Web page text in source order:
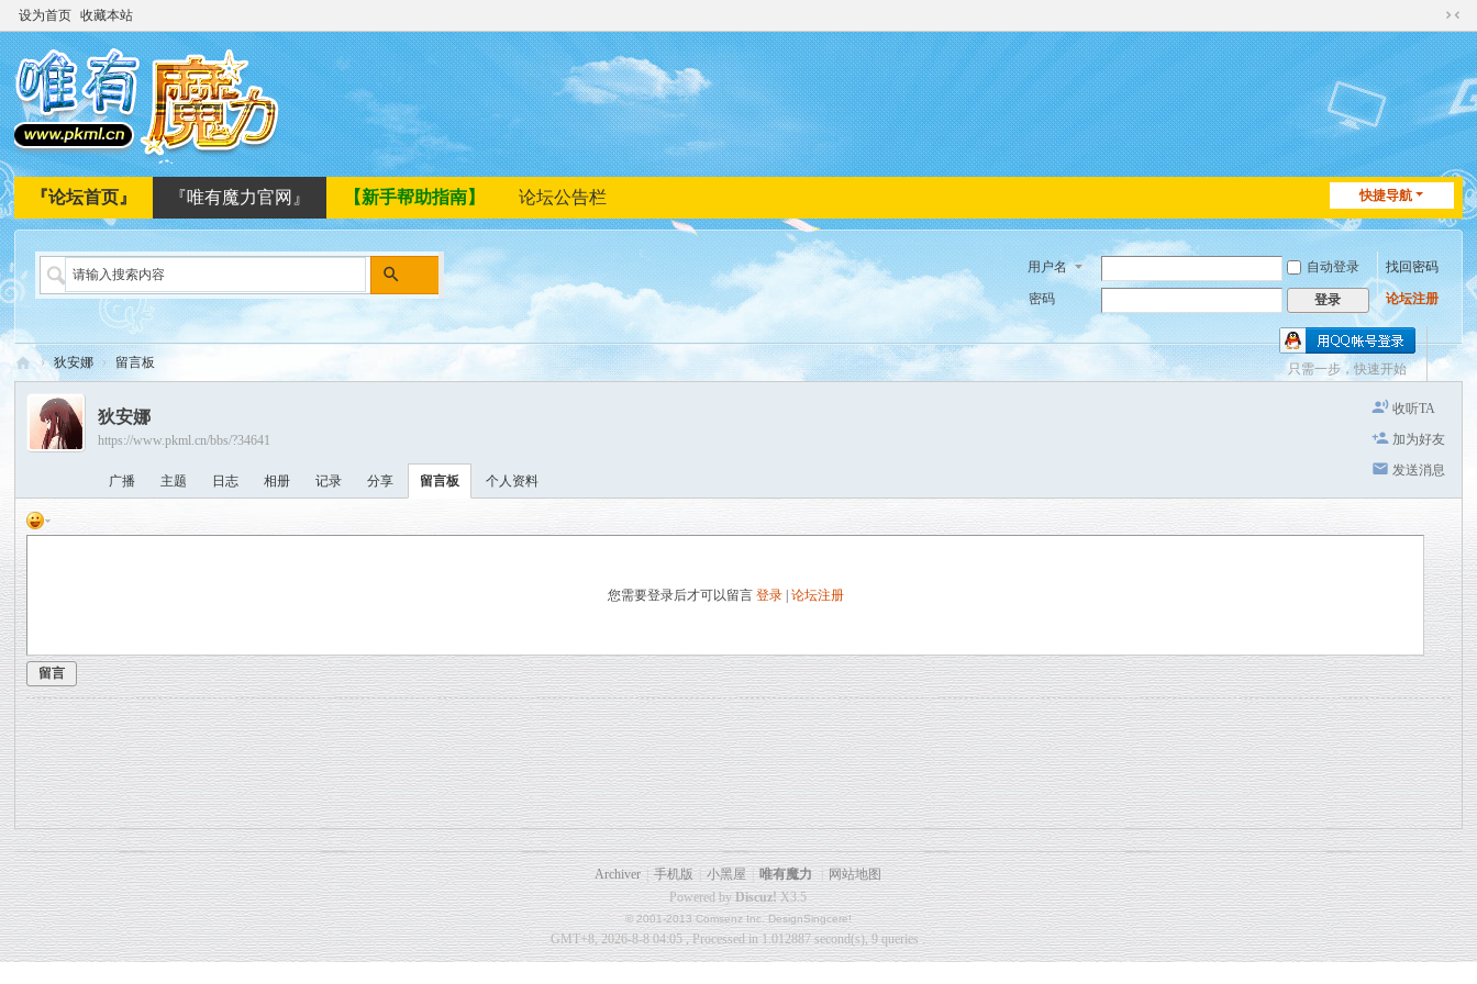
设为首页 收藏本站
切
换
到
窄
版
快捷导航
『论坛首页』 『唯有魔力官网』 【新手帮助指南】 论坛公告栏
搜
索
用户名 自动登录 找回密码
密码 登录 论坛注册
只需一步，快速开始
唯
魔
论
› 狄安娜 › 留言板
收听TA
加为好友
发送消息
狄安娜
https://www.pkml.cn/bbs/?34641
广播 主题 日志 相册 记录 分享 留言板 个人资料
您需要登录后才可以留言 登录| 论坛注册
留言
Archiver | 手机版 | 小黑屋 | 唯有魔力 | 网站地图
Powered byDiscuz! X3.5
© 2001-2013 Comsenz Inc. DesignSingcere!
GMT+8, 2026-8-8 04:05, Processed in 1.012887 second(s), 9 queries .